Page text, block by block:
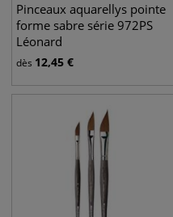
Pinceaux aquarellys pointe
forme sabre série 972PS
Léonard
dès 12,45 €